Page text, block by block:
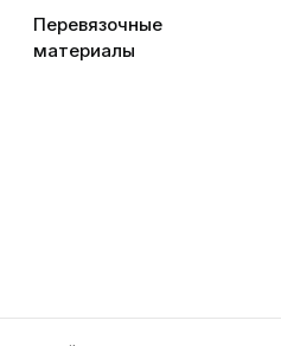
Перевязочные
материалы